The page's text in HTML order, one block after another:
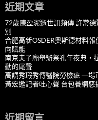
近期文章
72歲陳盈潔逝世訊頻傳 許常
別
合肥高新OSDER奧斯德材料
向賦能
南京夫子廟舉辦祭孔年夜典，
動的尾聲
高調秀瑕秀傳醫院勞檢疵 一場
黃宏邀記者吐心聲 台包養網惡
近期留言